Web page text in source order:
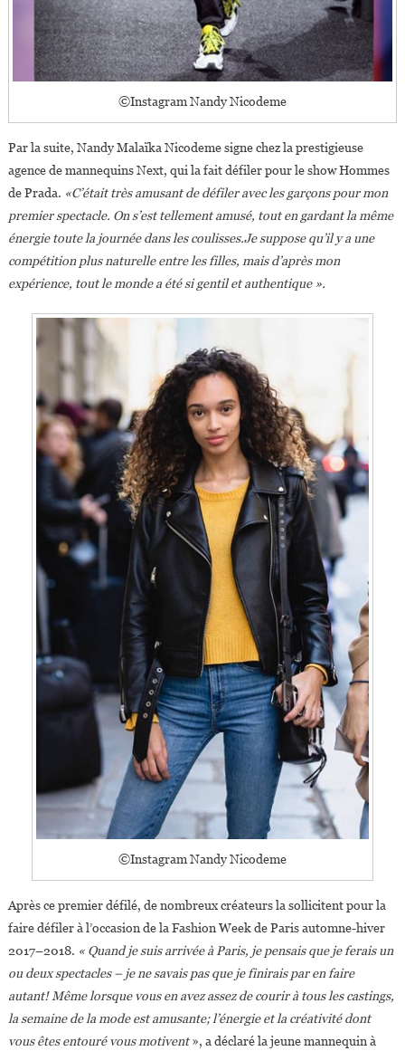
©Instagram Nandy Nicodeme
Par la suite, Nandy Malaïka Nicodeme signe chez la prestigieuse
agence de mannequins Next, qui la fait défiler pour le show Hommes
de Prada. «C’était très amusant de défiler avec les garçons pour mon
premier spectacle. On s’est tellement amusé, tout en gardant la même
énergie toute la journée dans les coulisses.Je suppose qu’il y a une
compétition plus naturelle entre les filles, mais d’après mon
expérience, tout le monde a été si gentil et authentique ».
©Instagram Nandy Nicodeme
Après ce premier défilé, de nombreux créateurs la sollicitent pour la
faire défiler à l’occasion de la Fashion Week de Paris automne-hiver
2017–2018. « Quand je suis arrivée à Paris, je pensais que je ferais un
ou deux spectacles – je ne savais pas que je finirais par en faire
autant! Même lorsque vous en avez assez de courir à tous les castings,
la semaine de la mode est amusante; l’énergie et la créativité dont
vous êtes entouré vous motivent», a déclaré la jeune mannequin à